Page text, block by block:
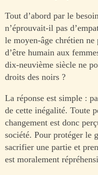
Tout d’abord par le
n’éprouvait-il pas
le moyen-âge chrétien
d’être humain aux
dix-neuvième siècle ne
droits des noirs ?
La réponse est simple :
de cette inégalité. Toute
changement est donc
société. Pour protéger le
sacrifier une partie et
est moralement